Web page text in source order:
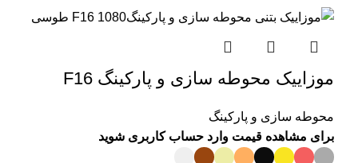
موزاییک محوطه سازی و پارکینگ F16
محوطه سازی و پارکینگ
برای مشاهده قیمت وارد حساب کاربری شوید